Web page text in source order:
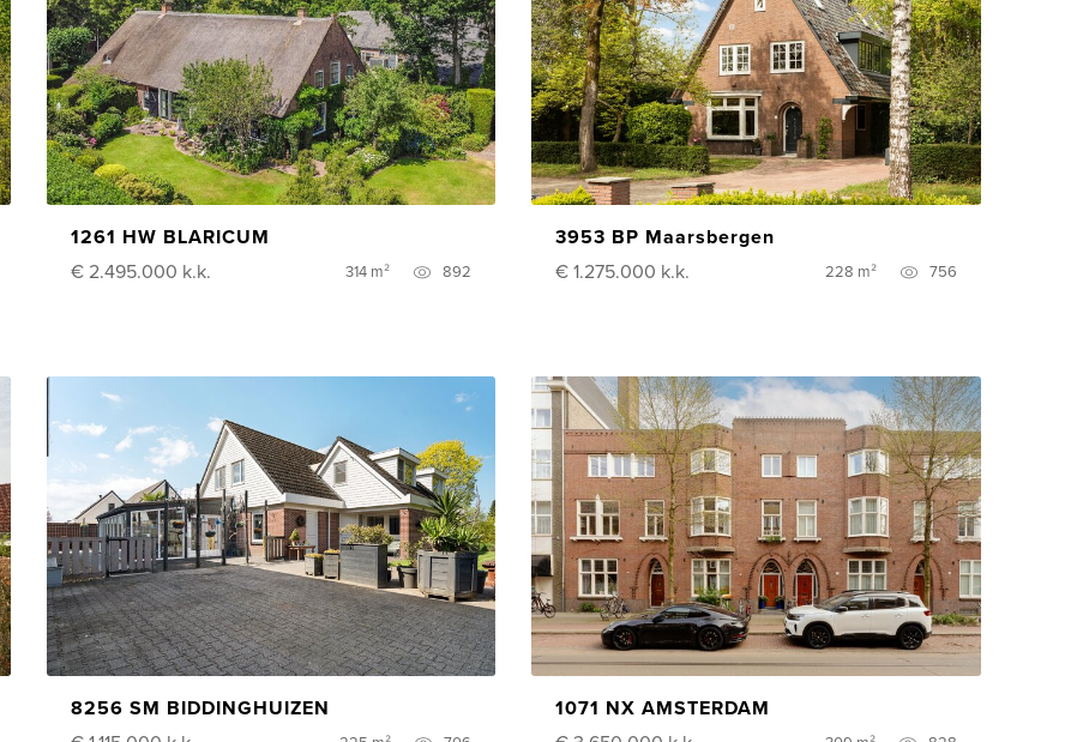
1261 HW BLARICUM
€ 2.495.000 k.k. 314 m² 892
3953 BP Maarsbergen
€ 1.275.000 k.k. 228 m² 756
8256 SM BIDDINGHUIZEN
1071 NX AMSTERDAM